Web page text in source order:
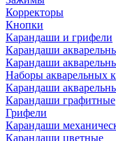
Корректоры
Кнопки
Карандаши и грифели
Карандаши
Карандаши
Наборы акварельных
Карандаши
Карандаши графитные
Грифели
Карандаши
Карандаши цветные